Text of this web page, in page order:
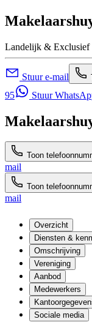
Landelijk & Exclusief
Stuur e-mail
95
Stuur
Toon
mail
Toon
mail
Overzicht
Diensten &
Omschrijving
Vereniging
Aanbod
Medewerkers
Sociale media